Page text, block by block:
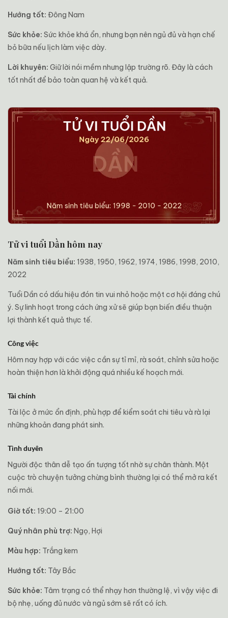
Hướng tốt: Đông Nam
Sức khỏe: Sức khỏe khá ổn, nhưng bạn nên ngủ đủ và hạn chế
bỏ bữa nếu lịch làm việc dày.
Lời khuyên: Giữ lời nói mềm nhưng lập trường rõ. Đây là cách
tốt nhất để bảo toàn quan hệ và kết quả.
Tử vi tuổi Dần hôm nay
Năm sinh tiêu biểu: 1938, 1950, 1962, 1974, 1986, 1998, 2010,
2022
Tuổi Dần có dấu hiệu đón tin vui nhỏ hoặc một cơ hội đáng chú
ý. Sự linh hoạt trong cách ứng xử sẽ giúp bạn biến điều thuận
lợi thành kết quả thực tế.
Công việc
Hôm nay hợp với các việc cần sự tỉ mỉ, rà soát, chỉnh sửa hoặc
hoàn thiện hơn là khởi động quá nhiều kế hoạch mới.
Tài chính
Tài lộc ở mức ổn định, phù hợp để kiểm soát chi tiêu và rà lại
những khoản đang phát sinh.
Tình duyên
Người độc thân dễ tạo ấn tượng tốt nhờ sự chân thành. Một
cuộc trò chuyện tưởng chừng bình thường lại có thể mở ra kết
nối mới.
Giờ tốt: 19:00 – 21:00
Quý nhân phù trợ: Ngọ, Hợi
Màu hợp: Trắng kem
Hướng tốt: Tây Bắc
Sức khỏe: Tâm trạng có thể nhạy hơn thường lệ, vì vậy việc đi
bộ nhẹ, uống đủ nước và ngủ sớm sẽ rất có ích.